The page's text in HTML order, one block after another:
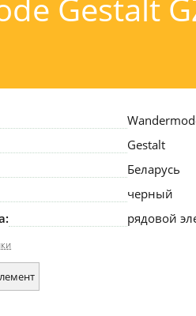
Gestalt
Gestalt
Беларусь
черный
рядовой